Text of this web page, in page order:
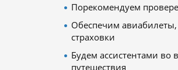
Порекомендуем
Обеспечим авиабилеты,
страховки
Будем ассистентами во
путешествия